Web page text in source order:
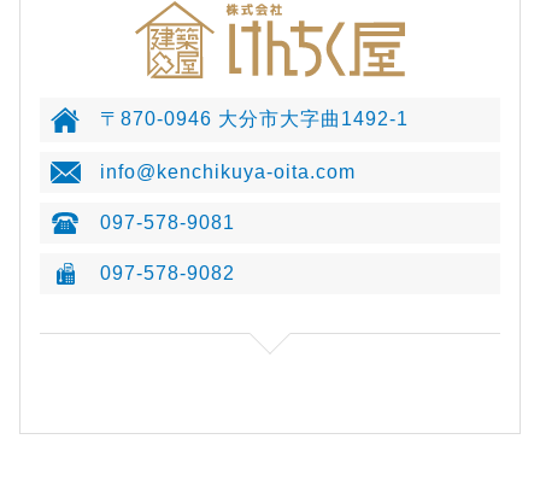
〒870-0946 大分市大字曲1492-1
info@kenchikuya-oita.com
097-578-9081
097-578-9082